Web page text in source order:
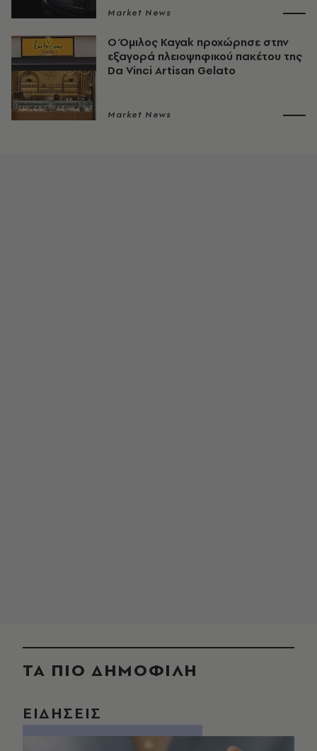
Market News
Ο Όμιλος Kayak προχώρησε στην
εξαγορά πλειοψηφικού πακέτου της
Da Vinci Artisan Gelato
Market News
ΤΑ ΠΙΟ ΔΗΜΟΦΙΛΗ
ΕΙΔΗΣΕΙΣ